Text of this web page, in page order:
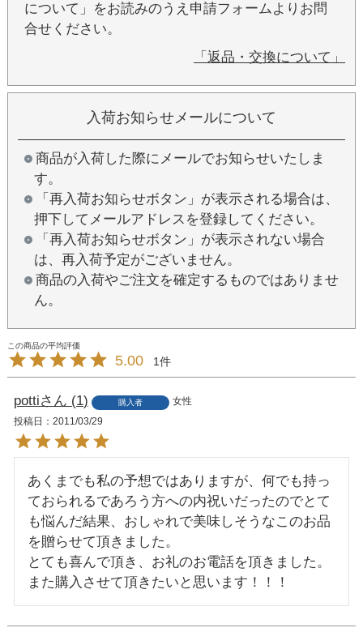
について」をお読みのうえ申請フォームよりお問
合せください。
「返品・交換について」
入荷お知らせメールについて
商品が入荷した際にメールでお知らせいたしま
す。
「再入荷お知らせボタン」が表示される場合は、
押下してメールアドレスを登録してください。
「再入荷お知らせボタン」が表示されない場合
は、再入荷予定がございません。
商品の入荷やご注文を確定するものではありませ
ん。
5.00 1
potti 1 購入者
女性
投稿日
2011/03/29
あくまでも私の予想ではありますが、何でも持っ
ておられるであろう方への内祝いだったのでとて
も悩んだ結果、おしゃれで美味しそうなこのお品
を贈らせて頂きました。
とても喜んで頂き、お礼のお電話を頂きました。
また購入させて頂きたいと思います！！！